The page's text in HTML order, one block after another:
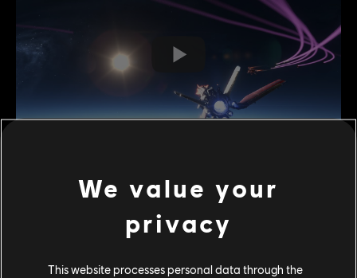
** El vídeo “Actualización Espacial de Simios –
Personalización de las naves” muestra modelos de naves y
pruebas de personalización del juego en su versión pre-
alfa, material aún en construcción que puede no ser
We value your
privacy
This website processes personal data through the